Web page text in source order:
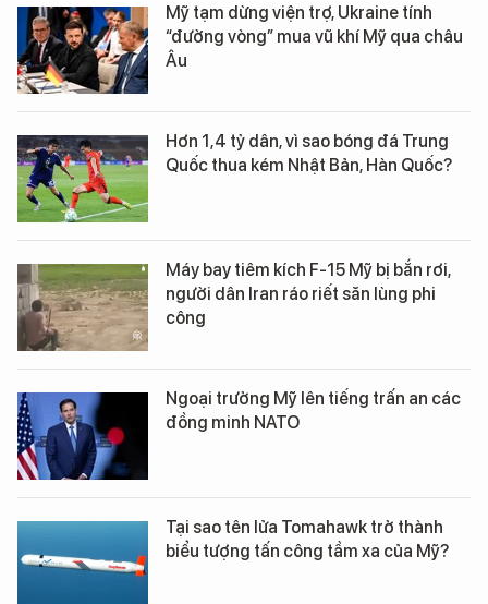
Mỹ tạm dừng viện trợ, Ukraine tính
“đường vòng” mua vũ khí Mỹ qua châu
Âu
Hơn 1,4 tỷ dân, vì sao bóng đá Trung
Quốc thua kém Nhật Bản, Hàn Quốc?
Máy bay tiêm kích F-15 Mỹ bị bắn rơi,
người dân Iran ráo riết săn lùng phi
công
Ngoại trưởng Mỹ lên tiếng trấn an các
đồng minh NATO
Tại sao tên lửa Tomahawk trở thành
biểu tượng tấn công tầm xa của Mỹ?